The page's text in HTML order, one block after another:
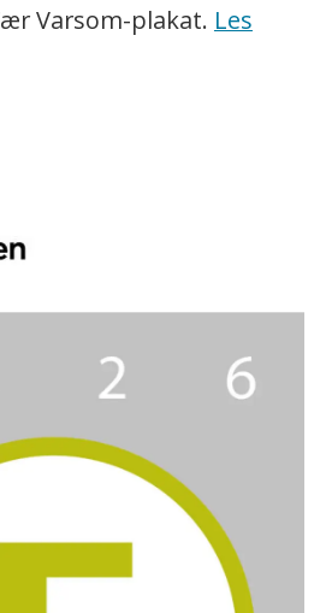
Varsom-plakat. Les